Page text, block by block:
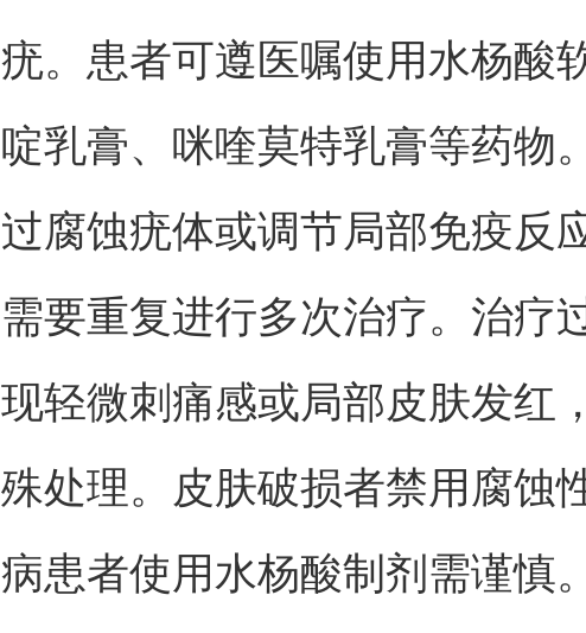
疣。患者可遵医嘱使用水杨酸
啶乳膏、咪喹莫特乳膏等药物
过腐蚀疣体或调节局部免疫反
需要重复进行多次治疗。治疗
现轻微刺痛感或局部皮肤发红
殊处理。皮肤破损者禁用腐蚀
病患者使用水杨酸制剂需谨慎。